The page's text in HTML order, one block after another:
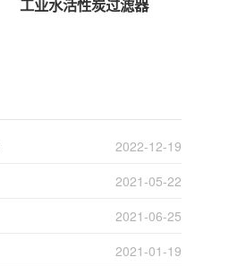
工业水活性炭过滤器
2022-12-19
2021-05-22
2021-06-25
2021-01-19